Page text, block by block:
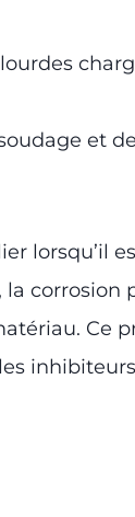
et
lorsqu’il
la corrosion
Ce